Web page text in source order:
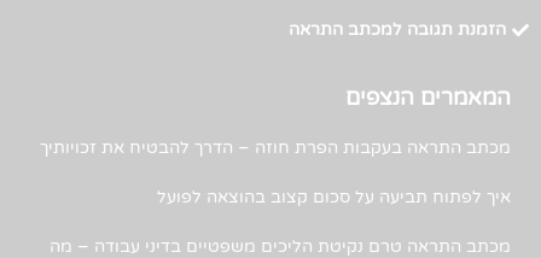
הזמנת תגובה למכתב התראה
המאמרים הנצפים
מכתב התראה בעקבות הפרת חוזה – הדרך להבטיח את זכויותיך
איך לפתוח תביעה על סכום קצוב בהוצאה לפועל
מכתב התראה טרם נקיטת הליכים משפטיים בדיני עבודה – מה